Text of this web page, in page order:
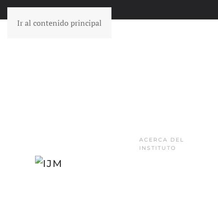
Ir al contenido principal
ACERCA DEL
INSTITUTO